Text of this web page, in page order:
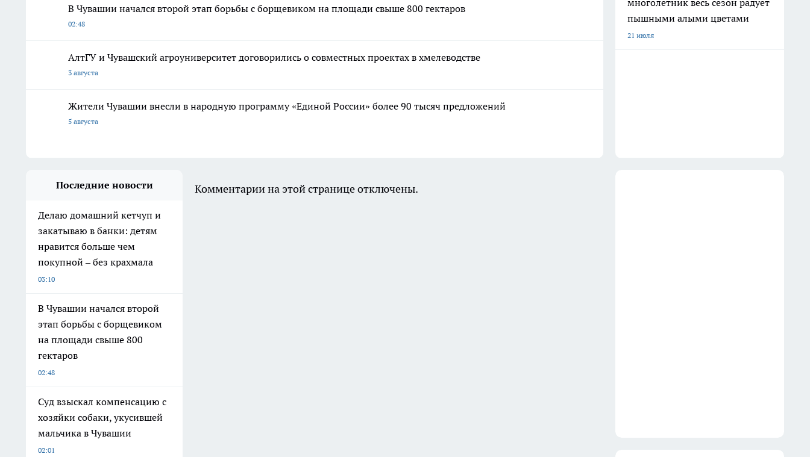
В Чувашии начался второй этап борьбы с борщевиком на площади свыше 800 гектаров
02:48
АлтГУ и Чувашский агроуниверситет договорились о совместных проектах в хмелеводстве
3 августа
Жители Чувашии внесли в народную программу «Единой России» более 90 тысяч предложений
5 августа
многолетник весь сезон радует
пышными алыми цветами
21 июля
Последние новости
Делаю домашний кетчуп и
закатываю в банки: детям
нравится больше чем
покупной – без крахмала
03:10
В Чувашии начался второй
этап борьбы с борщевиком
на площади свыше 800
гектаров
02:48
Суд взыскал компенсацию с
хозяйки собаки, укусившей
мальчика в Чувашии
02:01
Комментарии на этой странице отключены.